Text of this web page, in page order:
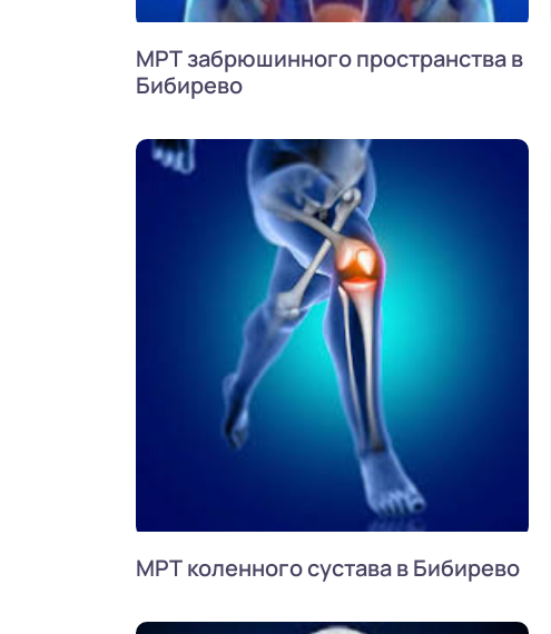
МРТ забрюшинного пространства в
Бибирево
МРТ коленного сустава в Бибирево